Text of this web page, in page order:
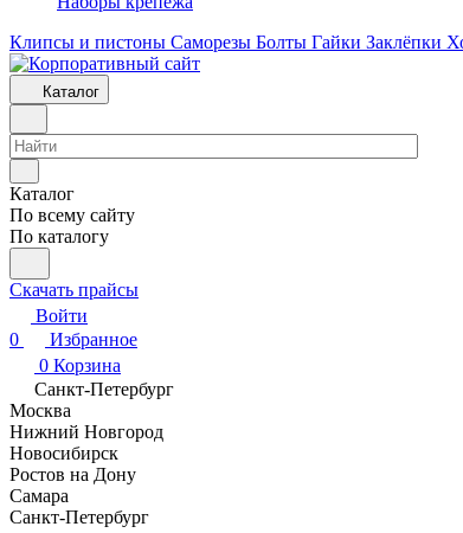
Клипсы и пистоны Саморезы Болты Гайки Заклёпки
Каталог
Каталог
По всему сайту
По каталогу
Скачать прайсы
Войти
0
Избранное
0 Корзина
Санкт-Петербург
Москва
Нижний Новгород
Новосибирск
Ростов на Дону
Самара
Санкт-Петербург